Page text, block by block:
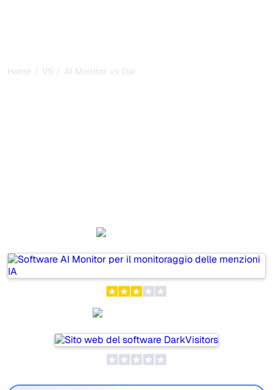
Home / VS / AI Monitor vs DarkVisitors